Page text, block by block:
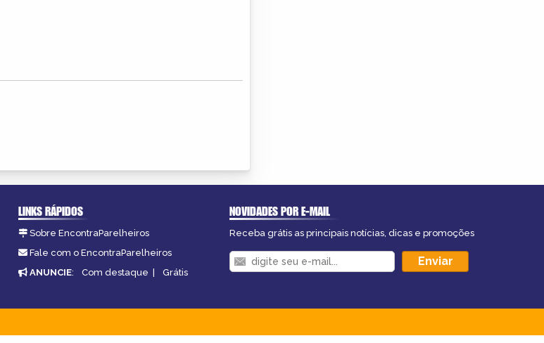
LINKS RÁPIDOS
Sobre EncontraParelheiros
Fale com o EncontraParelheiros
ANUNCIE: Com destaque | Grátis
NOVIDADES POR E-MAIL
Receba grátis as principais notícias, dicas e promoções